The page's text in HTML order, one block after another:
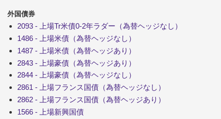
外国債券
2093 - 上場Tr米債0-2年ラダー（為替ヘッジなし）
1486 - 上場米債（為替ヘッジなし）
1487 - 上場米債（為替ヘッジあり）
2843 - 上場豪債（為替ヘッジあり）
2844 - 上場豪債（為替ヘッジなし）
2861 - 上場フランス国債（為替ヘッジなし）
2862 - 上場フランス国債（為替ヘッジあり）
1566 - 上場新興国債